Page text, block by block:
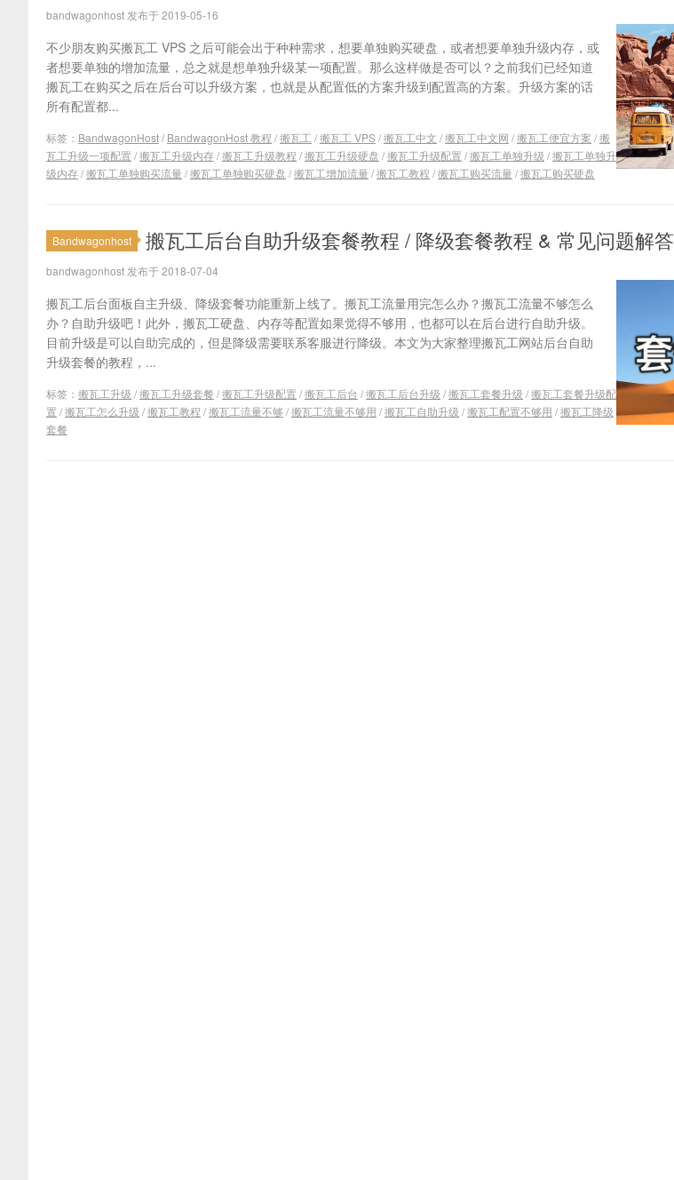
bandwagonhost 发布于 2019-05-16
不少朋友购买搬瓦工 VPS 之后可能会出于种种需求，想要单独购买硬盘，或者想要单独升级内存，或
者想要单独的增加流量，总之就是想单独升级某一项配置。那么这样做是否可以？之前我们已经知道
搬瓦工在购买之后在后台可以升级方案，也就是从配置低的方案升级到配置高的方案。升级方案的话
所有配置都...
标签： BandwagonHost/ BandwagonHost 教程 /搬瓦工 /搬瓦工 VPS/搬瓦工中文 /搬瓦工中文网 /搬瓦工便宜方案 /搬
瓦工升级一项配置 /搬瓦工升级内存/搬瓦工升级教程 /搬瓦工升级硬盘 /搬瓦工升级配置 /搬瓦工单独升级 /搬瓦工单独升
级内存/搬瓦工单独购买流量/搬瓦工单独购买硬盘 /搬瓦工增加流量/搬瓦工教程 /搬瓦工购买流量/搬瓦工购买硬盘
Bandwagonhost 搬瓦工后台自助升级套餐教程 / 降级套餐教程 & 常见问题解答
bandwagonhost 发布于 2018-07-04
搬瓦工后台面板自主升级、降级套餐功能重新上线了。搬瓦工流量用完怎么办？搬瓦工流量不够怎么
办？自助升级吧！此外，搬瓦工硬盘、内存等配置如果觉得不够用，也都可以在后台进行自助升级。
目前升级是可以自助完成的，但是降级需要联系客服进行降级。本文为大家整理搬瓦工网站后台自助
升级套餐的教程，...
标签： 搬瓦工升级 /搬瓦工升级套餐 /搬瓦工升级配置 /搬瓦工后台 /搬瓦工后台升级 /搬瓦工套餐升级 /搬瓦工套餐升级配
置 /搬瓦工怎么升级 /搬瓦工教程 /搬瓦工流量不够 /搬瓦工流量不够用 /搬瓦工自助升级 /搬瓦工配置不够用 /搬瓦工降级
套餐